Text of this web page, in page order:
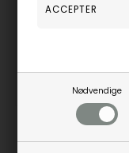
Nødvendige